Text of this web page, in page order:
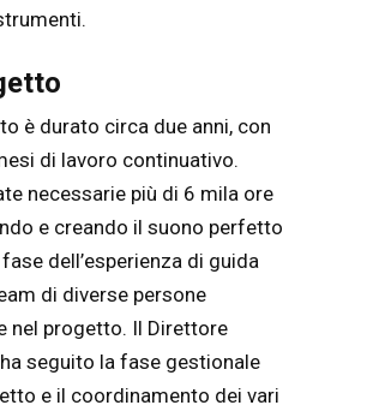
è durato circa due anni, con
di lavoro continuativo.
necessarie più di 6 mila ore
e creando il suono perfetto
dell’esperienza di guida
di diverse persone
nel progetto. Il Direttore
seguito la fase gestionale
e il coordinamento dei vari